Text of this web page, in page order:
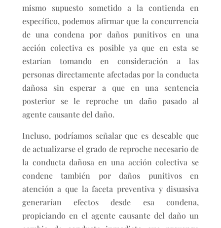
mismo supuesto sometido a la contienda en
específico, podemos afirmar que la concurrencia
de una condena por daños punitivos en una
acción colectiva es posible ya que en esta se
estarían tomando en consideración a las
personas directamente afectadas por la conducta
dañosa sin esperar a que en una sentencia
posterior se le reproche un daño pasado al
agente causante del daño.
Incluso, podríamos señalar que es deseable que
de actualizarse el grado de reproche necesario de
la conducta dañosa en una acción colectiva se
condene también por daños punitivos en
atención a que la faceta preventiva y disuasiva
generarían efectos desde esa condena,
propiciando en el agente causante del daño un